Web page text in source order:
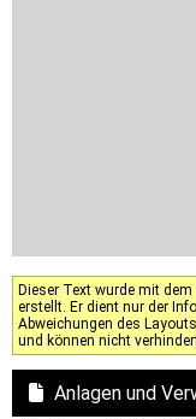
Dieser Text wurde mit
erstellt. Er dient nur der
Abweichungen des
und können nicht
Anlagen und